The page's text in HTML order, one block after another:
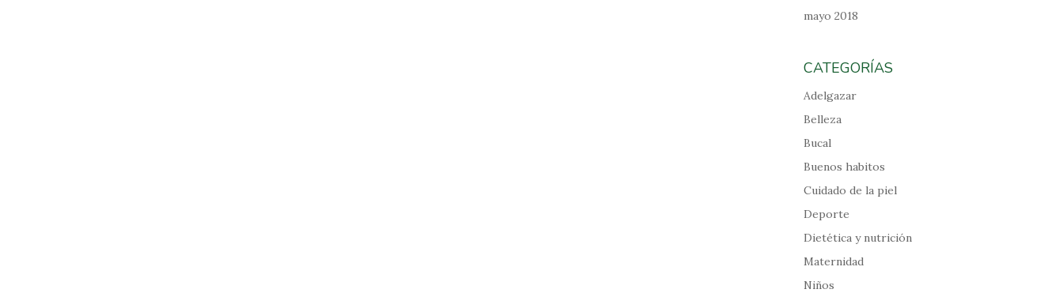
mayo 2018
CATEGORÍAS
Adelgazar
Belleza
Bucal
Buenos habitos
Cuidado de la piel
Deporte
Dietética y nutrición
Maternidad
Niños